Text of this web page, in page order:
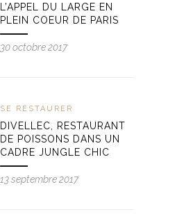
L’APPEL DU LARGE EN
PLEIN COEUR DE PARIS
30 octobre 2017
SE RESTAURER
DIVELLEC, RESTAURANT
DE POISSONS DANS UN
CADRE JUNGLE CHIC
13 septembre 2017